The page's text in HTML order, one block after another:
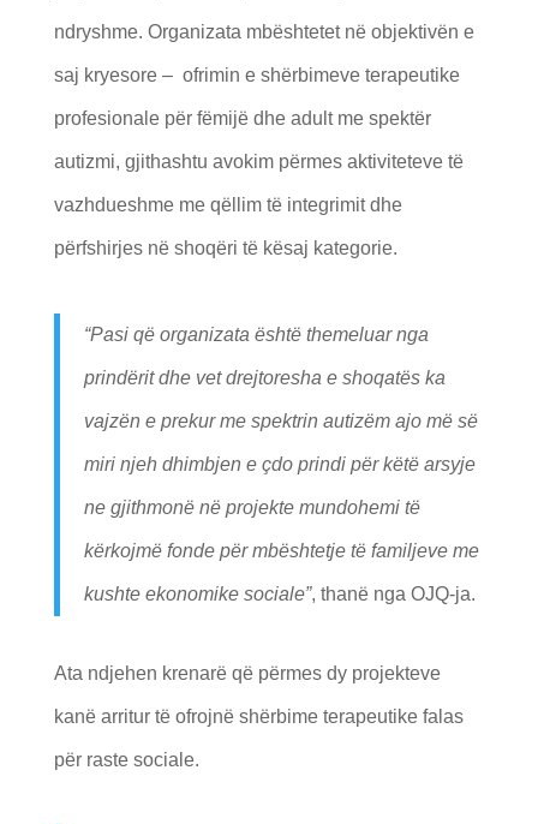
ndryshme. Organizata mbështetet në objektivën e
saj kryesore– ofrimin e shërbimeve terapeutike
profesionale për fëmijë dhe adult me spektër
autizmi, gjithashtu avokim përmes aktiviteteve të
vazhdueshme me qëllim të integrimit dhe
përfshirjes në shoqëri të kësaj kategorie.
“Pasi që organizata është themeluar nga
prindërit dhe vet drejtoresha e shoqatës ka
vajzën e prekur me spektrin autizëm ajo më së
miri njeh dhimbjen e çdo prindi për këtë arsyje
ne gjithmonë në projekte mundohemi të
kërkojmë fonde për mbështetje të familjeve me
kushte ekonomike sociale”, thanë nga OJQ-ja.
Ata ndjehen krenarë që përmes dy projekteve
kanë arritur të ofrojnë shërbime terapeutike falas
për raste sociale.